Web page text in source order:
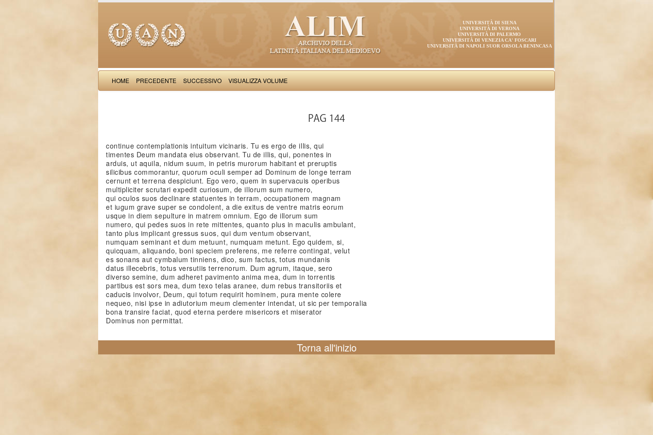
UNIVERSITÀ DI SIENA
UNIVERSITÀ DI VERONA
UNIVERSITÀ DI PALERMO
UNIVERSITÀ DI VENEZIA CA' FOSCARI
UNIVERSITÀ DI NAPOLI SUOR ORSOLA BENINCASA
HOME PRECEDENTE SUCCESSIVO VISUALIZZA VOLUME
PAG 144
continue contemplationis intuitum vicinaris. Tu es ergo de illis, qui
timentes Deum mandata eius observant. Tu de illis, qui, ponentes in
arduis, ut aquila, nidum suum, in petris murorum habitant et preruptis
silicibus commorantur, quorum oculi semper ad Dominum de longe terram
cernunt et terrena despiciunt. Ego vero, quem in supervacuis operibus
multipliciter scrutari expedit curiosum, de illorum sum numero,
qui oculos suos declinare statuentes in terram, occupationem magnam
et iugum grave super se condolent, a die exitus de ventre matris eorum
usque in diem sepulture in matrem omnium. Ego de illorum sum
numero, qui pedes suos in rete mittentes, quanto plus in maculis ambulant,
tanto plus implicant gressus suos, qui dum ventum observant,
numquam seminant et dum metuunt, numquam metunt. Ego quidem, si,
quicquam, aliquando, boni speciem preferens, me referre contingat, velut
es sonans aut cymbalum tinniens, dico, sum factus, totus mundanis
datus illecebris, totus versutiis terrenorum. Dum agrum, itaque, sero
diverso semine, dum adheret pavimento anima mea, dum in torrentis
partibus est sors mea, dum texo telas aranee, dum rebus transitoriis et
caducis involvor, Deum, qui totum requirit hominem, pura mente colere
nequeo, nisi ipse in adiutorium meum clementer intendat, ut sic per temporalia
bona transire faciat, quod eterna perdere misericors et miserator
Dominus non permittat.
Torna all'inizio